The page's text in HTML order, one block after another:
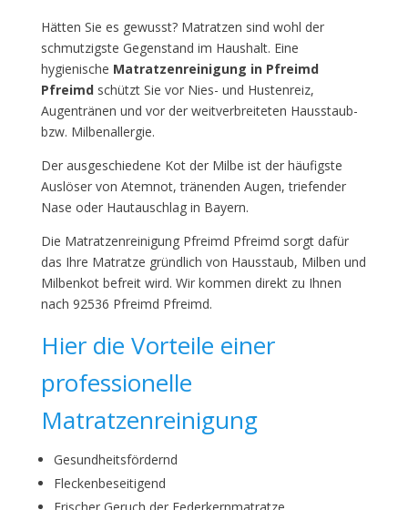
Hätten Sie es gewusst? Matratzen sind wohl der
schmutzigste Gegenstand im Haushalt. Eine
hygienische Matratzenreinigung in Pfreimd
Pfreimdschützt Sie vor Nies- und Hustenreiz,
Augentränen und vor der weitverbreiteten Hausstaub-
bzw. Milbenallergie.
Der ausgeschiedene Kot der Milbe ist der häufigste
Auslöser von Atemnot, tränenden Augen, triefender
Nase oder Hautauschlag in Bayern.
Die Matratzenreinigung Pfreimd Pfreimd sorgt dafür
das Ihre Matratze gründlich von Hausstaub, Milben und
Milbenkot befreit wird. Wir kommen direkt zu Ihnen
nach 92536 Pfreimd Pfreimd.
Hier die Vorteile einer
professionelle
Matratzenreinigung
Gesundheitsfördernd
Fleckenbeseitigend